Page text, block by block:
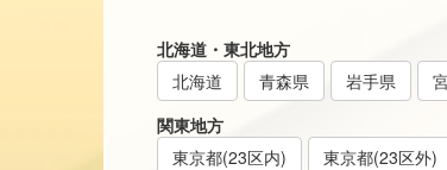
北海道・東北地方
北海道
青森県 岩手県
関東地方
東京都(23区内)
東京都(23区外)